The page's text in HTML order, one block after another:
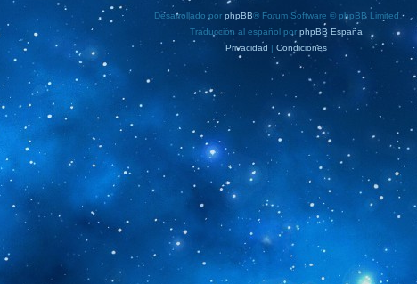
Desarrollado por phpBB® Forum Software © phpBB Limited
Traducción al español por phpBB España
Privacidad | Condiciones